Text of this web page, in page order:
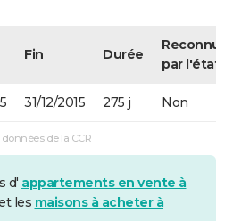
Fin Durée
par l'état
31/12/2015 275 j Non
de la CCR
d' appartements en vente à
les maisons à acheter à